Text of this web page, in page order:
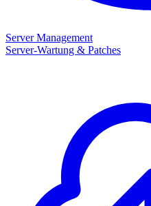
Server Management
Server-Wartung & Patches